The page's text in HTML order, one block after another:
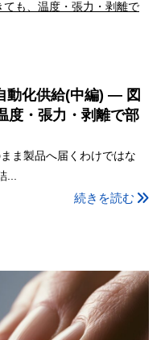
動化供給(中編) ― 図
度・張力・剥離で部
ま製品へ届くわけではな
続きを読む